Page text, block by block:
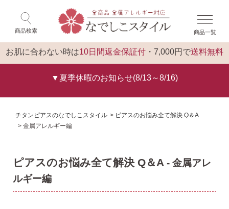
商品検索 商品一覧
お肌に合わない時は10日間返金保証付 ・7,000円で送料無料
▼夏季休暇のお知らせ(8/13～8/16)
閉じる
チタンピアスのなでしこスタイル
ピアスのお悩み全て解決 Q＆A
金属アレルギー編
ピアスのお悩み全て解決 Q＆A - 金属アレ
ルギー編